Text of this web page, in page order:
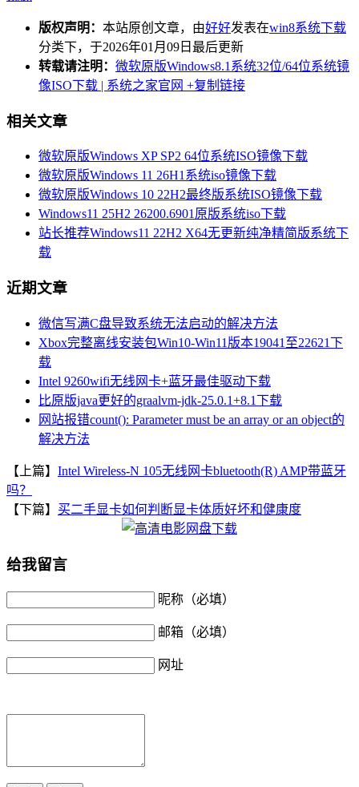
版权声明： 本站原创文章，由好好发表在win8系统下载
分类下，于2026年01月09日最后更新
转载请注明： 微软原版Windows8.1系统32位/64位系统镜
像ISO下载 | 系统之家官网 +复制链接
相关文章
微软原版Windows XP SP2 64位系统ISO镜像下载
微软原版Windows 11 26H1系统iso镜像下载
微软原版Windows 10 22H2最终版系统ISO镜像下载
Windows11 25H2 26200.6901原版系统iso下载
站长推荐Windows11 22H2 X64无更新纯净精简版系统下
载
近期文章
微信写满C盘导致系统无法启动的解决方法
Xbox完整离线安装包Win10-Win11版本19041至22621下
载
Intel 9260wifi无线网卡+蓝牙最佳驱动下载
比原版java更好的graalvm-jdk-25.0.1+8.1下载
网站报错count(): Parameter must be an array or an object的
解决方法
【上篇】 Intel Wireless-N 105无线网卡bluetooth(R) AMP带蓝牙
吗？
【下篇】 买二手显卡如何判断显卡体质好坏和健康度
给我留言
昵称（必填）
邮箱（必填）
网址